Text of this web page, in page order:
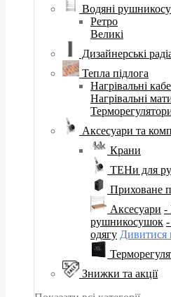
Водяні
Ретро
Великі
Дизайнерські
Тепла підлога
Нагрівальні
Нагрівальні
Аксесуари та
Крани
ТЕНи для
Приховане
Аксесуари -
рушникосушок
одягу Дивитися
Знижки та акції